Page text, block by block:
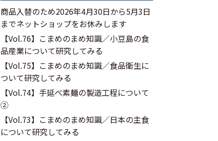
商品入替のため2026年4月30日から5月3日
までネットショップをお休みします
【Vol.76】こまめのまめ知識／⼩⾖島の⾷
品産業について研究してみる
【Vol.75】こまめのまめ知識／食品衛生に
ついて研究してみる
【Vol.74】手延べ素麺の製造工程について
②
【Vol.73】こまめのまめ知識／日本の主食
について研究してみる